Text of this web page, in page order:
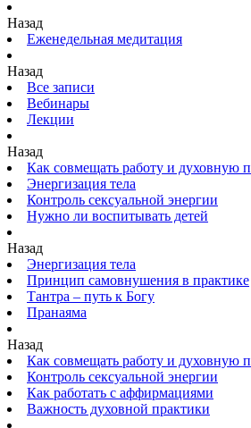
Назад
Еженедельная медитация
Назад
Все записи
Вебинары
Лекции
Назад
Как совмещать работу и духовную
Энергизация тела
Контроль сексуальной энергии
Нужно ли воспитывать детей
Назад
Энергизация тела
Принцип самовнушения в практике
Тантра – путь к Богу
Пранаяма
Назад
Как совмещать работу и духовную
Контроль сексуальной энергии
Как работать с аффирмациями
Важность духовной практики